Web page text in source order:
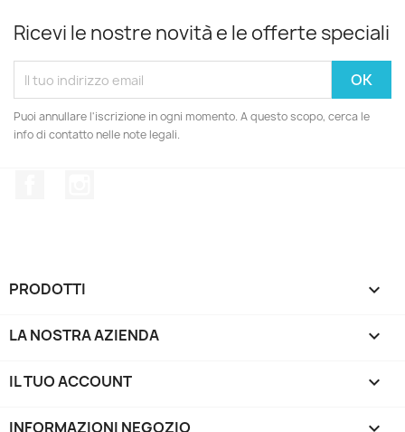
Ricevi le nostre novità e le offerte speciali
Puoi annullare l'iscrizione in ogni momento. A questo scopo, cerca le
info di contatto nelle note legali.
PRODOTTI 
LA NOSTRA AZIENDA 
IL TUO ACCOUNT 
INFORMAZIONI NEGOZIO